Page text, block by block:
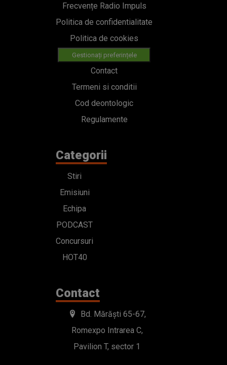
Frecvențe Radio Impuls
Politica de confidentialitate
Politica de cookies
Gestionați preferințele
Contact
Termeni si conditii
Cod deontologic
Regulamente
Categorii
Stiri
Emisiuni
Echipa
PODCAST
Concursuri
HOT40
Contact
Bd. Mărăști 65-67,
Romexpo Intrarea C,
Pavilion T, sector 1